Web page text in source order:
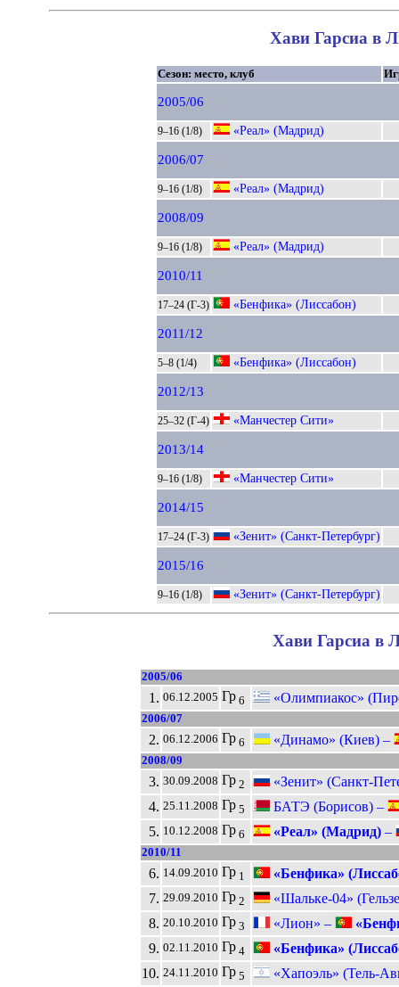
Хави Гарсиа в
Сезон: место, клуб
2005/06
9–16 (1/8) «Реал» (Мадрид)
2006/07
9–16 (1/8) «Реал» (Мадрид)
2008/09
9–16 (1/8) «Реал» (Мадрид)
2010/11
17–24 (Г-3) «Бенфика» (Лиссабон)
2011/12
5–8 (1/4) «Бенфика» (Лиссабон)
2012/13
25–32 (Г-4) «Манчестер Сити»
2013/14
9–16 (1/8) «Манчестер Сити»
2014/15
17–24 (Г-3) «Зенит» (Санкт-Петербург)
2015/16
9–16 (1/8) «Зенит» (Санкт-Петербург)
Хави Гарсиа в
2005/06
1. 06.12.2005 Гр6 «Олимпиакос»
2006/07
2. 06.12.2006 Гр6 «Динамо» (Киев) –
2008/09
3. 30.09.2008 Гр2
«Зенит» (Санкт-
4. 25.11.2008 Гр5
БАТЭ (Борисов) –
5. 10.12.2008 Гр6 «Реал» (Мадрид)–
2010/11
6. 14.09.2010 Гр1
«Бенфика»
7. 29.09.2010 Гр2
«Шальке-04»
8. 20.10.2010 Гр3 «Лион» –
9. 02.11.2010 Гр4
«Бенфика»
10. 24.11.2010 Гр5
«Хапоэль» (Тель-